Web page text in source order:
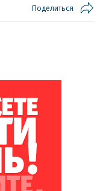
Поделиться